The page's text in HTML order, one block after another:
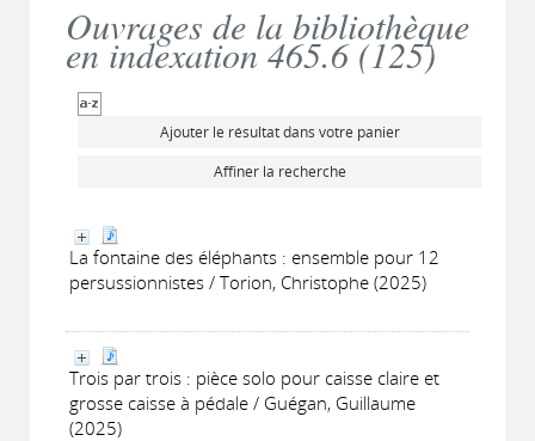
Ouvrages de la bibliothèque
en indexation 465.6 (125)
Ajouter le résultat dans votre panier
Affiner la recherche
La fontaine des éléphants : ensemble pour 12
persussionnistes / Torion, Christophe (2025)
Trois par trois : pièce solo pour caisse claire et
grosse caisse à pédale / Guégan, Guillaume
(2025)